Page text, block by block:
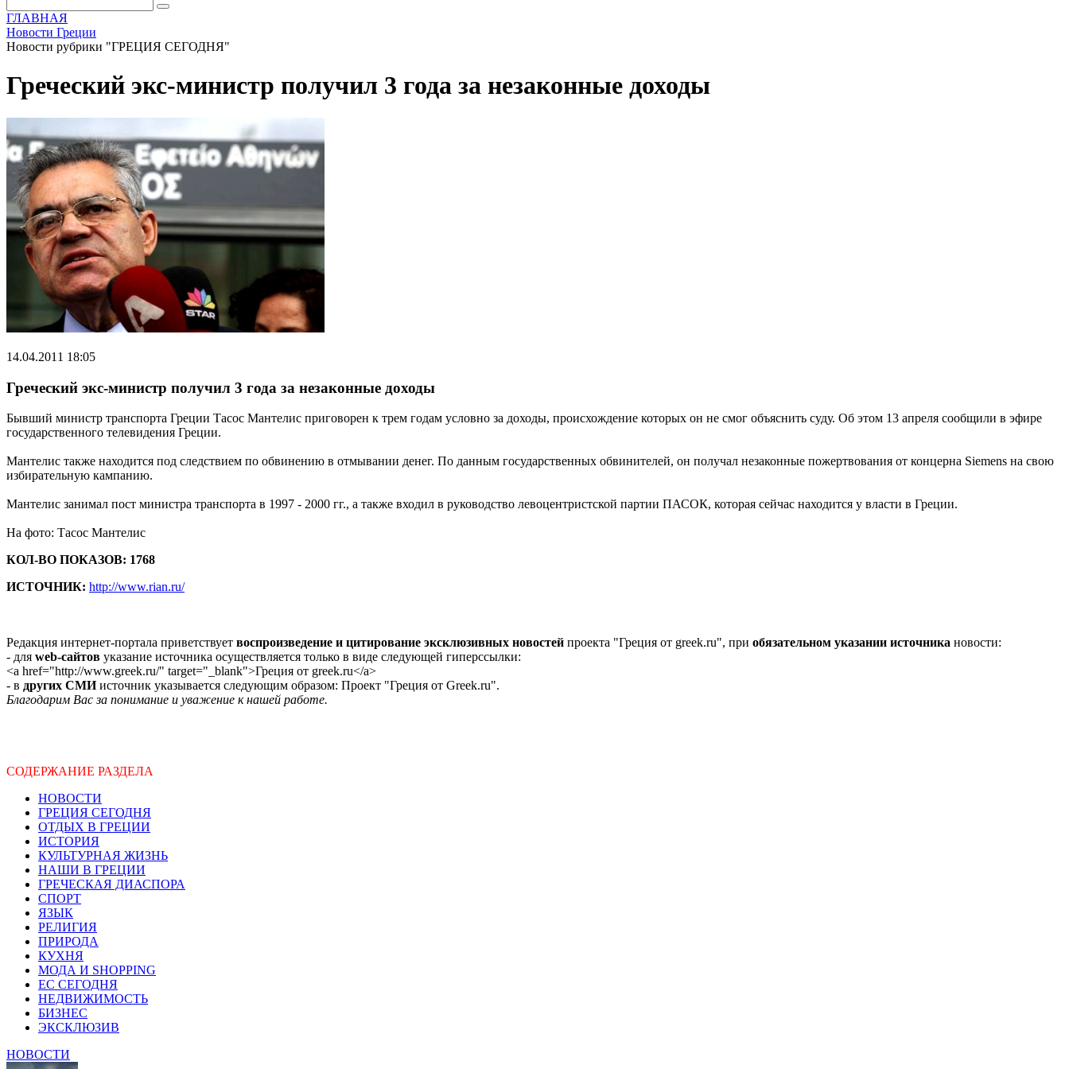
ГЛАВНАЯ
Новости Греции
Новости рубрики "ГРЕЦИЯ СЕГОДНЯ"
Греческий экс-министр получил 3 года за незаконные доходы
14.04.2011 18:05
Греческий экс-министр получил 3 года за незаконные доходы
Бывший министр транспорта Греции Тасос Мантелис приговорен к трем годам условно за доходы, происхождение которых он не смог объяснить суду. Об этом 13 апреля сообщили в эфире
государственного телевидения Греции.
Мантелис также находится под следствием по обвинению в отмывании денег. По данным государственных обвинителей, он получал незаконные пожертвования от концерна Siemens на свою
избирательную кампанию.
Мантелис занимал пост министра транспорта в 1997 - 2000 гг., а также входил в руководство левоцентристской партии ПАСОК, которая сейчас находится у власти в Греции.
На фото: Тасос Мантелис
КОЛ-ВО ПОКАЗОВ: 1768
ИСТОЧНИК: http://www.rian.ru/
Редакция интернет-портала приветствует воспроизведение и цитирование эксклюзивных новостей проекта "Греция от greek.ru", при обязательном указании источника новости:
- для web-сайтов указание источника осуществляется только в виде следующей гиперссылки:
<a href="http://www.greek.ru/" target="_blank">Греция от greek.ru</a>
- в других СМИисточник указывается следующим образом: Проект "Греция от Greek.ru".
Благодарим Вас за понимание и уважение к нашей работе.
СОДЕРЖАНИЕ РАЗДЕЛА
НОВОСТИ
ГРЕЦИЯ СЕГОДНЯ
ОТДЫХ В ГРЕЦИИ
ИСТОРИЯ
КУЛЬТУРНАЯ ЖИЗНЬ
НАШИ В ГРЕЦИИ
ГРЕЧЕСКАЯ ДИАСПОРА
СПОРТ
ЯЗЫК
РЕЛИГИЯ
ПРИРОДА
КУХНЯ
МОДА И SHOPPING
ЕС СЕГОДНЯ
НЕДВИЖИМОСТЬ
БИЗНЕС
ЭКСКЛЮЗИВ
НОВОСТИ